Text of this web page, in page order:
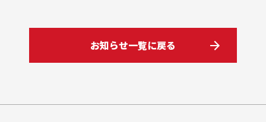
自社サイト立ち上げ・制作
会社概要
お知らせ一覧に戻る